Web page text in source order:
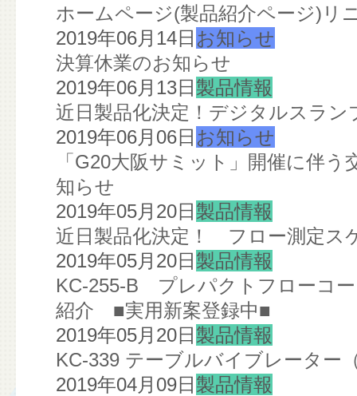
ホームページ(製品紹介ページ)リ
2019年06月14日 お知らせ
決算休業のお知らせ
2019年06月13日 製品情報
近日製品化決定！デジタルスラン
2019年06月06日 お知らせ
「G20大阪サミット」開催に伴
知らせ
2019年05月20日 製品情報
近日製品化決定！ フロー測定ス
2019年05月20日 製品情報
KC-255-B プレパクトフローコ
紹介 ■実用新案登録中■
2019年05月20日 製品情報
KC-339 テーブルバイブレーター
2019年04月09日 製品情報